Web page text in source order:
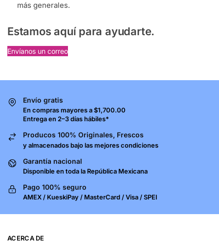
más generales.
Estamos aquí para ayudarte.
Envíanos un correo
Envío gratis
En compras mayores a $1,700.00
Entrega en 2–3 días hábiles*
Producos 100% Originales, Frescos
y almacenados bajo las mejores condiciones
Garantía nacional
Disponible en toda la República Mexicana
Pago 100% seguro
AMEX / KueskiPay / MasterCard / Visa / SPEI
ACERCA DE